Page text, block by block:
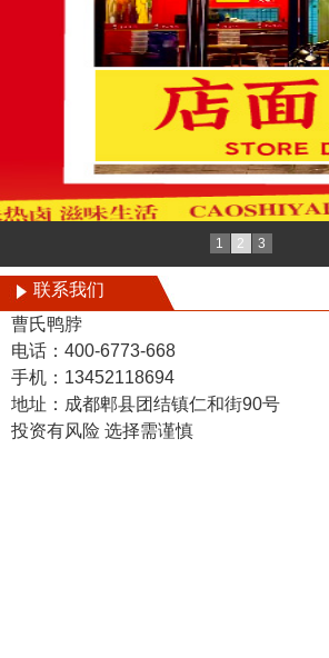
1 2 3
联系我们
曹氏鸭脖
电话：400-6773-668
手机：13452118694
地址：成都郫县团结镇仁和街90号
投资有风险 选择需谨慎